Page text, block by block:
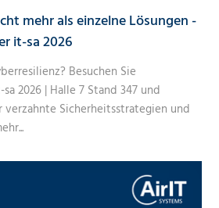
mehr als einzelne Lösungen -
it-sa 2026
Besuchen Sie
2026 | Halle 7 Stand 347 und
verzahnte Sicherheitsstrategien und